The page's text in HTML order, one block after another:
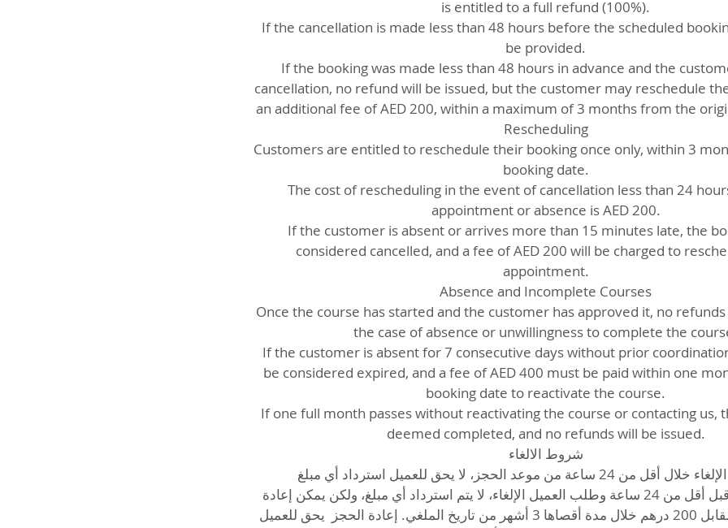
is entitled to a full refund (100%).
If the cancellation is made less than 48 hours before the scheduled
be provided.
If the booking was made less than 48 hours in advance and the
cancellation, no refund will be issued, but the customer may reschedule
an additional fee of AED 200, within a maximum of 3 months from the
Rescheduling
Customers are entitled to reschedule their booking once only, within 3
booking date.
The cost of rescheduling in the event of cancellation less than 24
appointment or absence is AED 200.
If the customer is absent or arrives more than 15 minutes late, the
considered cancelled, and a fee of AED 200 will be charged to
appointment.
Absence and Incomplete Courses
Once the course has started and the customer has approved it, no
the case of absence or unwillingness to complete the
If the customer is absent for 7 consecutive days without prior
be considered expired, and a fee of AED 400 must be paid within one
booking date to reactivate the course.
If one full month passes without reactivating the course or contacting us,
deemed completed, and no refunds will be issued.
شروط الالغاء
في حال تم الإلغاء خلال أقل من 24 ساعة من موعد الحجز، لا يحق للعميل استرداد أي مبلغ.
في حال تم الحجز قبل أقل من 24 ساعة وطلب العميل الإلغاء، لا يتم استرداد أي مبلغ، ولكن يمكن إعادة
تحديد موعد جديد مقابل 200 درهم خلال مدة أقصاها 3 أشهر من تاريخ الملغي. إعادة الحجز يحق للعميل